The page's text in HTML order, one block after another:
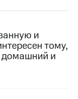
и
тому,
домашний и